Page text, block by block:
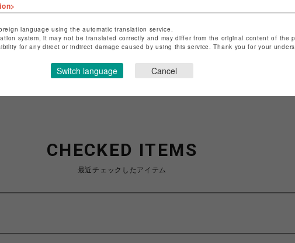
ップ名
商取引法など法令に基づく表記はこちら
ップお問い合わせはこちら
CHECKED ITEMS
最近チェックしたアイテム
language using the automatic translation service.
system, it may not be translated correctly and may differ from the original content of the
for any direct or indirect damage caused by using this service. Thank you for your
Switch language Cancel